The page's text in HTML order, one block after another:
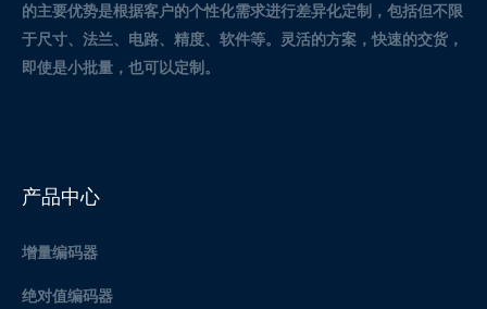
的主要优势是根据客户的个性化需求进行差异化定制，包括但不限
于尺寸、法兰、电路、精度、软件等。灵活的方案，快速的交货，
即使是小批量，也可以定制。
产品中心
增量编码器
绝对值编码器